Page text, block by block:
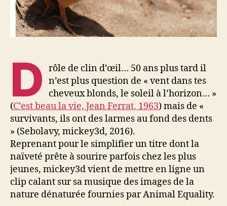
D rôle de clin d’œil… 50 ans plus tard il
n’est plus question de « vent dans tes
cheveux blonds, le soleil à l’horizon… »
(C’est beau la vie, Jean Ferrat, 1963) mais de «
survivants, ils ont des larmes au fond des dents
» (Sebolavy, mickey3d, 2016).
Reprenant pour le simplifier un titre dont la
naïveté prête à sourire parfois chez les plus
jeunes, mickey3d vient de mettre en ligne un
clip calant sur sa musique des images de la
nature dénaturée fournies par Animal Equality.